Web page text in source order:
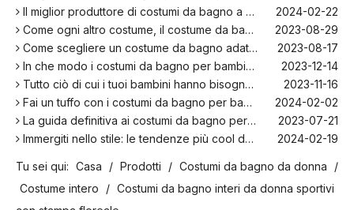
Il miglior produttore di costumi da bagno a Bali!
2024-02-22
Come ogni altro costume, il costume da bagno per bambini: una piacevole zona per rilassarsi sulla spiaggia
2023-08-29
Come scegliere un costume da bagno adatto per i bambini
2023-08-17
In che modo i costumi da bagno per bambini sono più comodi con l'elastan?
2023-12-14
Tutto ciò di cui i tuoi bambini hanno bisogno per nuotare quest'estate
2023-11-16
Fai un tuffo con i costumi da bagno per bambini più alla moda della stagione!
2024-02-02
La guida definitiva ai costumi da bagno per bambini: comfort, design e sicurezza
2023-07-21
Immergiti nello stile: le tendenze più cool della stagione per i costumi da bagno per bambini
2024-02-19
Le migliori opzioni per costumi da bagno taglie forti per la spiaggia e la piscina
2023-08-16
I migliori produttori di costumi da bagno nel Regno Unito
2024-02-23
I migliori costumi da bagno per la tua prossima vacanza in spiaggia
Tu sei qui: Casa / Prodotti / Costumi da bagno da donna
/
Costume intero
/ Costumi da bagno interi da donna sportivi